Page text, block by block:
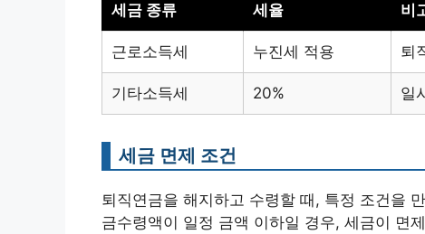
세금 종류 세율 비
근로소득세 누진세 적용 퇴
기타소득세 20% 일
세금 면제 조건
퇴직연금을 해지하고 수령할 때, 특정 조건을
금수령액이 일정 금액 이하일 경우, 세금이 면